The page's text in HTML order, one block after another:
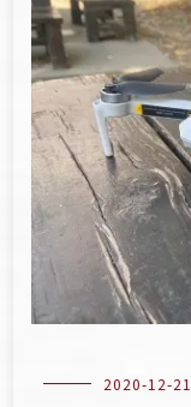
2020-12-21